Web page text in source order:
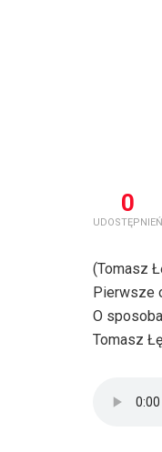
0
UDOSTĘPNIEŃ
(Tomasz
Pierwsze
O
Tomasz